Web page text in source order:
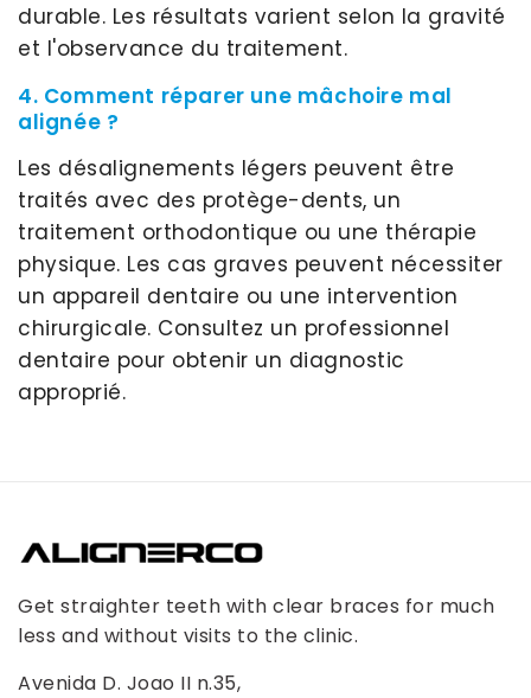
durable. Les résultats varient selon la gravité
et l'observance du traitement.
4. Comment réparer une mâchoire mal
alignée ?
Les désalignements légers peuvent être
traités avec des protège-dents, un
traitement orthodontique ou une thérapie
physique. Les cas graves peuvent nécessiter
un appareil dentaire ou une intervention
chirurgicale. Consultez un professionnel
dentaire pour obtenir un diagnostic
approprié.
Get straighter teeth with clear braces for much
less and without visits to the clinic.
Avenida D. Joao II n.35,